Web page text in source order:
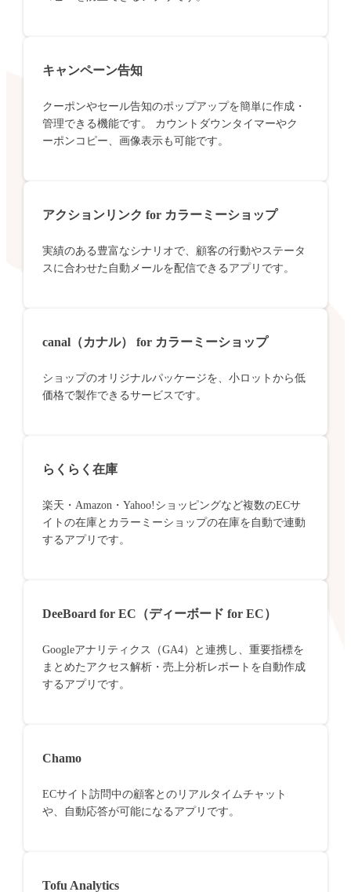
キャンペーン告知
クーポンやセール告知のポップアップを簡単に作成・
管理できる機能です。 カウントダウンタイマーやク
ーポンコピー、画像表示も可能です。
アクションリンク for カラーミーショップ
実績のある豊富なシナリオで、顧客の行動やステータ
スに合わせた自動メールを配信できるアプリです。
canal（カナル） for カラーミーショップ
ショップのオリジナルパッケージを、小ロットから低
価格で製作できるサービスです。
らくらく在庫
楽天・Amazon・Yahoo!ショッピングなど複数のECサ
イトの在庫とカラーミーショップの在庫を自動で連動
するアプリです。
DeeBoard for EC（ディーボード for EC）
Googleアナリティクス（GA4）と連携し、重要指標を
まとめたアクセス解析・売上分析レポートを自動作成
するアプリです。
Chamo
ECサイト訪問中の顧客とのリアルタイムチャット
や、自動応答が可能になるアプリです。
Tofu Analytics